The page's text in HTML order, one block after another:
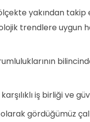
yakından
trendlere uygun
iş birliği ve
gördüğümüz